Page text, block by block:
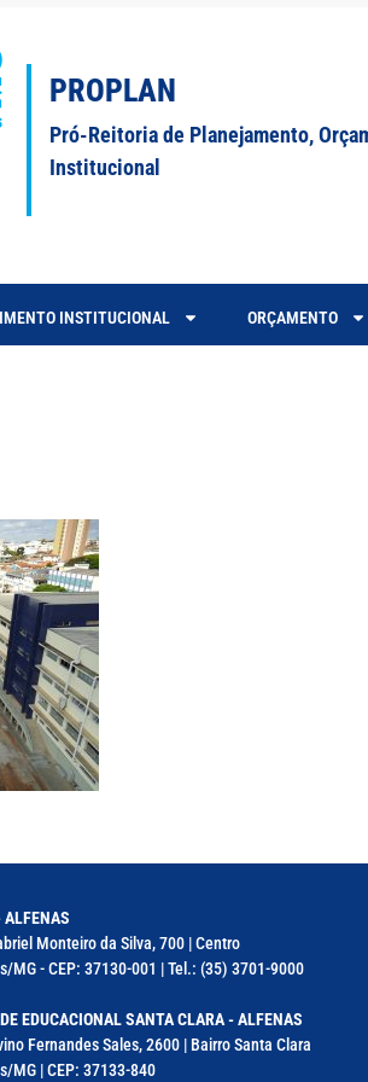
PROPLAN
Pró-Reitoria de Planejamento,
Institucional
INSTITUCIONAL ORÇAMENTO
ALFENAS
Monteiro da Silva, 700 | Centro
MG - CEP: 37130-001 | Tel.: (35) 3701-9000
EDUCACIONAL SANTA CLARA - ALFENAS
Fernandes Sales, 2600 | Bairro Santa Clara
MG | CEP: 37133-840